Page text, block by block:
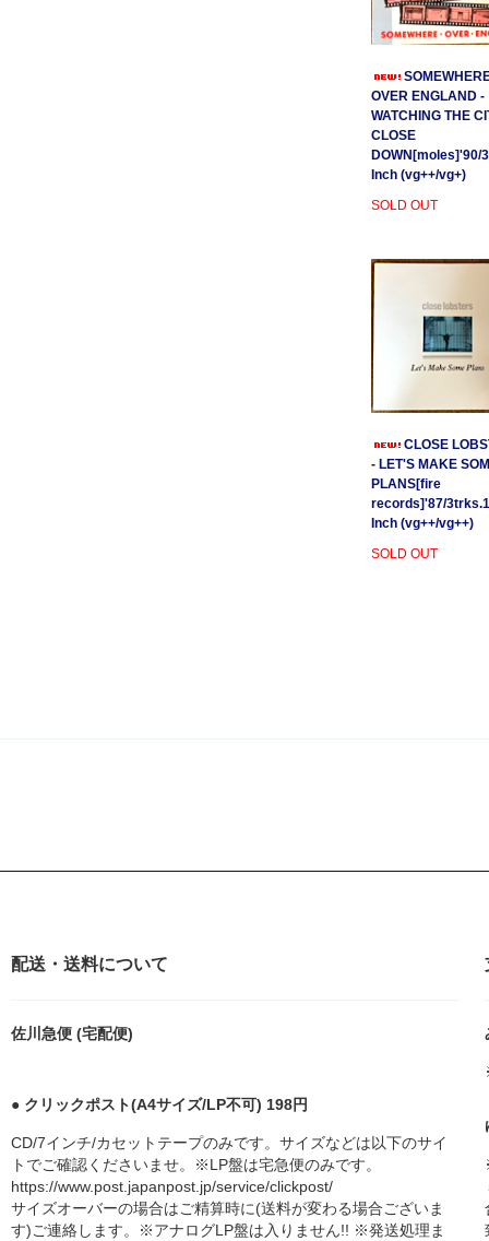
OVER ENGLAND -
WATCHING THE
CLOSE
DOWN[moles]'90/
Inch (vg++/vg+)
SOLD OUT
CLOSE
- LET'S MAKE
PLANS[fire
records]'87/
Inch (vg++/vg++)
SOLD OUT
配送・送料について
佐川急便 (宅配便)
● クリックポスト(A4サイズ/LP不可) 198円
CD/7インチ/カセットテープのみです。サイズなどは以下のサイ
トでご確認くださいませ。※LP盤は宅急便のみです。
https://www.post.japanpost.jp/service/clickpost/
サイズオーバーの場合はご精算時に(送料が変わる場合ございま
す)ご連絡します。※アナログLP盤は入りません!! ※発送処理ま